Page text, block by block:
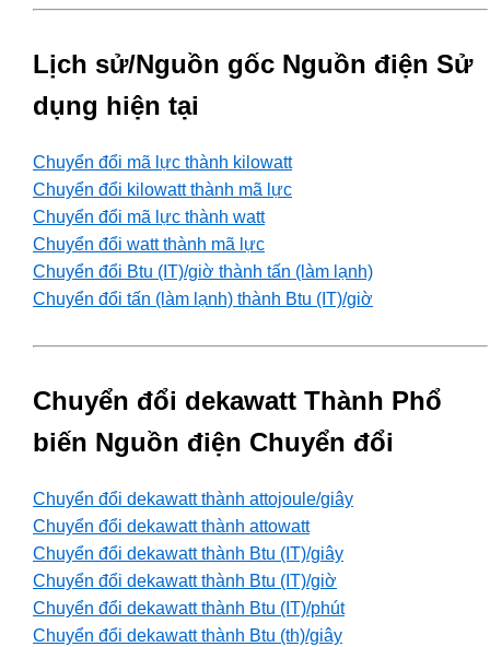
Lịch sử/Nguồn gốc Nguồn điện Sử
dụng hiện tại
Chuyển đổi mã lực thành kilowatt
Chuyển đổi kilowatt thành mã lực
Chuyển đổi mã lực thành watt
Chuyển đổi watt thành mã lực
Chuyển đổi Btu (IT)/giờ thành tấn (làm lạnh)
Chuyển đổi tấn (làm lạnh) thành Btu (IT)/giờ
Chuyển đổi dekawatt Thành Phổ
biến Nguồn điện Chuyển đổi
Chuyển đổi dekawatt thành attojoule/giây
Chuyển đổi dekawatt thành attowatt
Chuyển đổi dekawatt thành Btu (IT)/giây
Chuyển đổi dekawatt thành Btu (IT)/giờ
Chuyển đổi dekawatt thành Btu (IT)/phút
Chuyển đổi dekawatt thành Btu (th)/giây